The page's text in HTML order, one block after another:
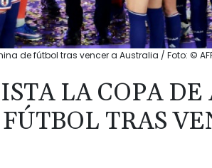
de fútbol tras vencer a Australia / Foto: ©
LA COPA DE
TRAS